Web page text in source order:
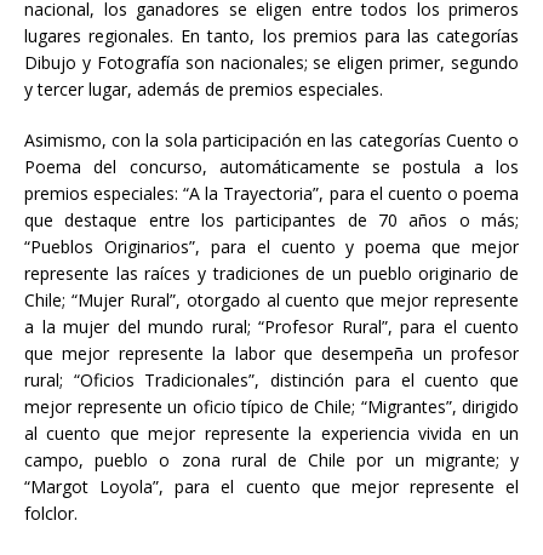
nacional, los ganadores se eligen entre todos los primeros
lugares regionales. En tanto, los premios para las categorías
Dibujo y Fotografía son nacionales; se eligen primer, segundo
y tercer lugar, además de premios especiales.
Asimismo, con la sola participación en las categorías Cuento o
Poema del concurso, automáticamente se postula a los
premios especiales: “A la Trayectoria”, para el cuento o poema
que destaque entre los participantes de 70 años o más;
“Pueblos Originarios”, para el cuento y poema que mejor
represente las raíces y tradiciones de un pueblo originario de
Chile; “Mujer Rural”, otorgado al cuento que mejor represente
a la mujer del mundo rural; “Profesor Rural”, para el cuento
que mejor represente la labor que desempeña un profesor
rural; “Oficios Tradicionales”, distinción para el cuento que
mejor represente un oficio típico de Chile; “Migrantes”, dirigido
al cuento que mejor represente la experiencia vivida en un
campo, pueblo o zona rural de Chile por un migrante; y
“Margot Loyola”, para el cuento que mejor represente el
folclor.